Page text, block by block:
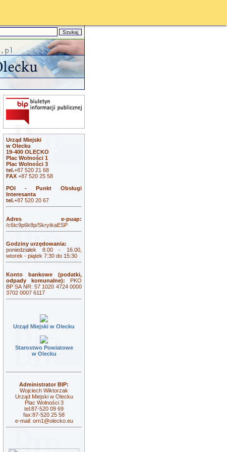
Urząd Miejski
w Olecku
19-400 OLECKO
Plac Wolności 1
Plac Wolności 3
tel.+87 520 21 68
FAX +87 520 25 58
POI - Punkt Obsługi
Interesanta
tel.+87 520 20 67
Adres e-puap:
/c6tc9p6k8p/SkrytkaESP
Godziny urzędowania:
poniedziałek 8.00 - 16.00,
wtorek - piątek 7:30 do 15:30
Konto bankowe (podatki,
odpady komunalne): PKO
BP SA NR: 57 1020 4724 0000
3702 0007 6117
Urząd Miejski w Olecku
Starostwo Powiatowe
w Olecku
Administrator BIP:
Wojciech Wiktorzak
Urząd Miejski w Olecku
Plac Wolności 3
tel:87-520 09 69
fax:87-520 25 58
e-mail: orn1@olecko.eu